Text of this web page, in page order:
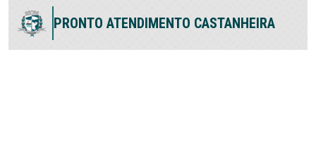
PRONTO ATENDIMENTO CASTANHEIRA